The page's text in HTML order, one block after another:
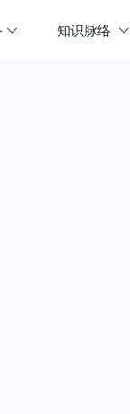
知识脉络